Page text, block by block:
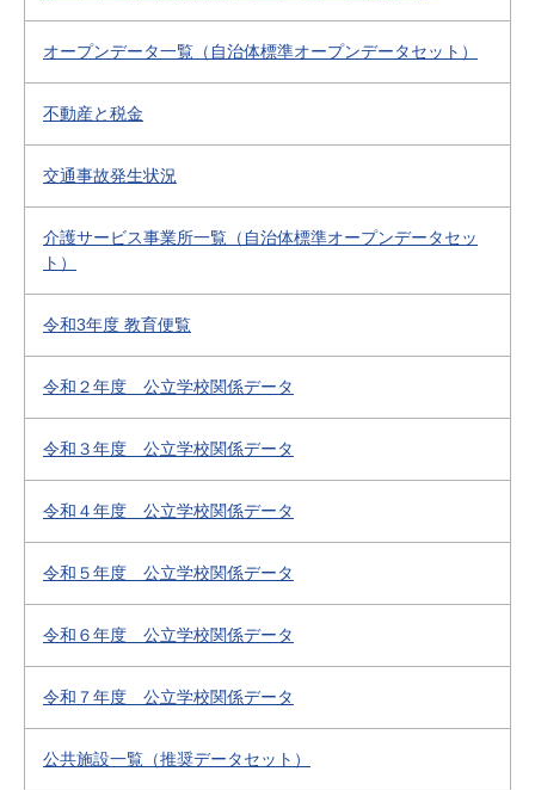
オープンデータ一覧（自治体標準オープンデータセット）
不動産と税金
交通事故発生状況
介護サービス事業所一覧（自治体標準オープンデータセッ
ト）
令和3年度 教育便覧
令和２年度 公立学校関係データ
令和３年度 公立学校関係データ
令和４年度 公立学校関係データ
令和５年度 公立学校関係データ
令和６年度 公立学校関係データ
令和７年度 公立学校関係データ
公共施設一覧（推奨データセット）